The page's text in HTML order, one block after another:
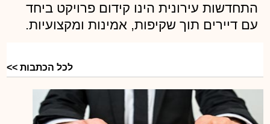
התחדשות עירונית הינו קידום פרויקט ביחד
עם דיירים תוך שקיפות, אמינות ומקצועיות.
לכל הכתבות >>